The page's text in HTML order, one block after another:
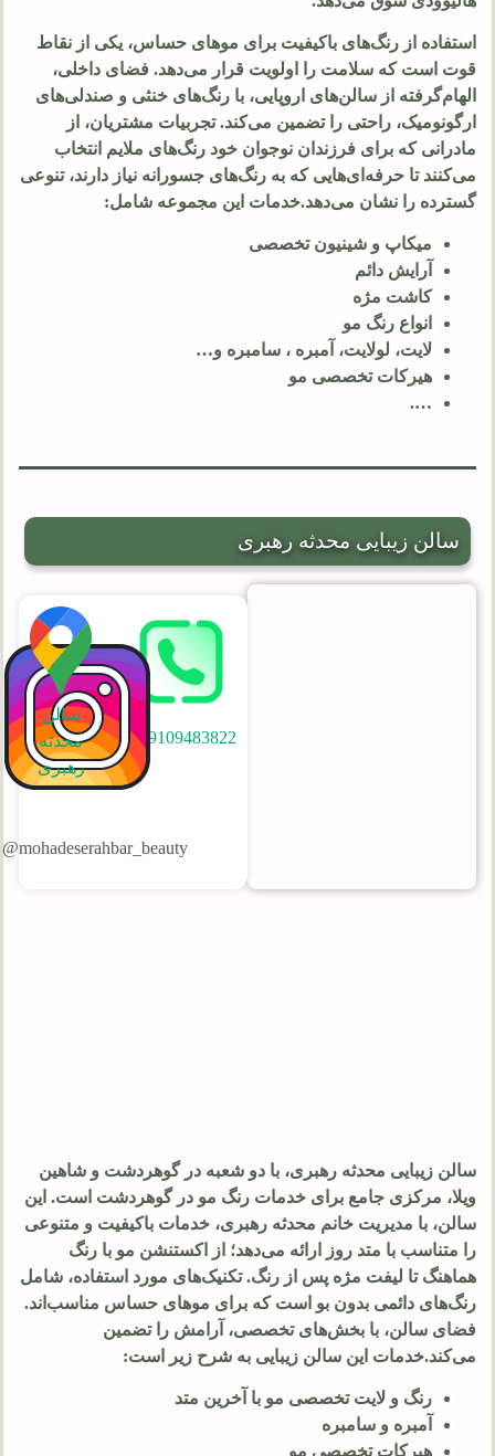
استفاده از رنگ‌های باکیفیت برای موهای حساس، یکی از نقاط
قوت است که سلامت را اولویت قرار می‌دهد. فضای داخلی،
الهام‌گرفته از سالن‌های اروپایی، با رنگ‌های خنثی و صندلی‌های
ارگونومیک، راحتی را تضمین می‌کند. تجربیات مشتریان، از
مادرانی که برای فرزندان نوجوان خود رنگ‌های ملایم انتخاب
می‌کنند تا حرفه‌ای‌هایی که به رنگ‌های جسورانه نیاز دارند، تنوعی
گسترده را نشان می‌دهد.خدمات این مجموعه شامل:
میکاپ و شینیون تخصصی
آرایش دائم
کاشت مژه
انواع رنگ مو
لایت، لولایت، آمبره ، سامبره و…
هیرکات تخصصی مو
….
سالن زیبایی محدثه رهبری
09109483822
mohadeserahbar_beauty@
سالن
محدثه
رهبری
سالن زیبایی محدثه رهبری، با دو شعبه در گوهردشت و شاهین
ویلا، مرکزی جامع برای خدمات رنگ مو در گوهردشت است. این
سالن، با مدیریت خانم محدثه رهبری، خدمات باکیفیت و متنوعی
را متناسب با متد روز ارائه می‌دهد؛ از اکستنشن مو با رنگ
هماهنگ تا لیفت مژه پس از رنگ. تکنیک‌های مورد استفاده، شامل
رنگ‌های دائمی بدون بو است که برای موهای حساس مناسب‌اند.
فضای سالن، با بخش‌های تخصصی، آرامش را تضمین
می‌کند.خدمات این سالن زیبایی به شرح زیر است:
رنگ و لایت تخصصی مو با آخرین متد
آمبره و سامبره
هیرکات تخصصی مو